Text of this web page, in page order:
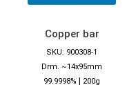
Copper bar
SKU: 900308-1
Drm. ~14x95mm
99.9998% | 200g